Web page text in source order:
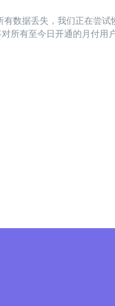
数据丢失，我们正在尝试
所有至今日开通的月付用